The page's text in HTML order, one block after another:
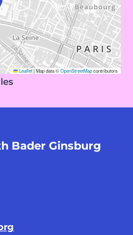
Leaflet|Map data ©OpenStreetMapcontributors
Bader Ginsburg